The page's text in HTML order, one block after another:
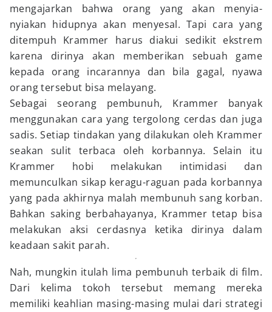
mengajarkan bahwa orang yang akan menyia-
nyiakan hidupnya akan menyesal. Tapi cara yang
ditempuh Krammer harus diakui sedikit ekstrem
karena dirinya akan memberikan sebuah game
kepada orang incarannya dan bila gagal, nyawa
orang tersebut bisa melayang.
Sebagai seorang pembunuh, Krammer banyak
menggunakan cara yang tergolong cerdas dan juga
sadis. Setiap tindakan yang dilakukan oleh Krammer
seakan sulit terbaca oleh korbannya. Selain itu
Krammer hobi melakukan intimidasi dan
memunculkan sikap keragu-raguan pada korbannya
yang pada akhirnya malah membunuh sang korban.
Bahkan saking berbahayanya, Krammer tetap bisa
melakukan aksi cerdasnya ketika dirinya dalam
keadaan sakit parah.
Nah, mungkin itulah lima pembunuh terbaik di film.
Dari kelima tokoh tersebut memang mereka
memiliki keahlian masing-masing mulai dari strategi